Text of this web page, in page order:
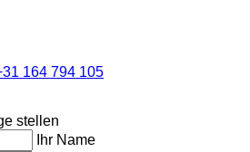
164 794 105
stellen
Ihr Name